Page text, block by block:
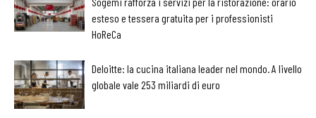
esteso e tessera gratuita per i professionisti
HoReCa
Deloitte: la cucina italiana leader nel mondo. A livello
globale vale 253 miliardi di euro